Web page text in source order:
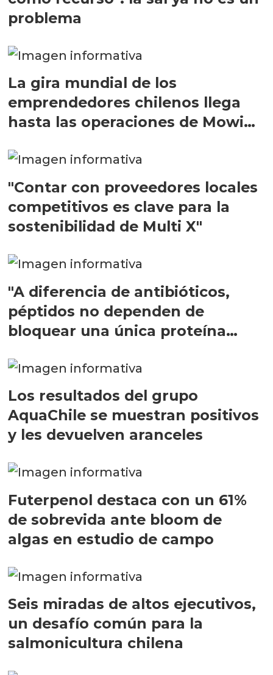
problema
La gira mundial de los
emprendedores chilenos llega
hasta las operaciones de Mowi
"Contar con proveedores locales
competitivos es clave para la
sostenibilidad de Multi X"
"A diferencia de antibióticos,
péptidos no dependen de
bloquear una única proteína
Los resultados del grupo
AquaChile se muestran positivos
y les devuelven aranceles
Futerpenol destaca con un 61%
de sobrevida ante bloom de
algas en estudio de campo
Seis miradas de altos ejecutivos,
un desafío común para la
salmonicultura chilena